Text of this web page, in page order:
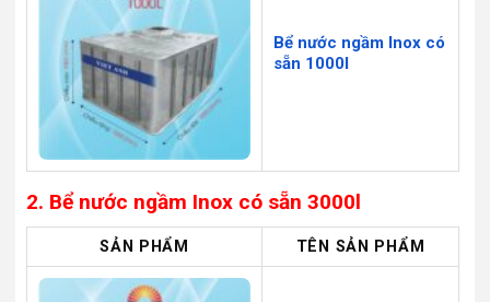
Bể nước ngầm Inox có
sẵn 1000l
2. Bể nước ngầm Inox có sẵn 3000l
SẢN PHẨM TÊN SẢN PHẨM